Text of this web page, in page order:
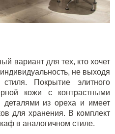
вариант для тех, кто хочет
не выходя
стиля. Покрытие элитного
кожи с контрастными
из ореха и имеет
для хранения. В комплект
в аналогичном стиле.